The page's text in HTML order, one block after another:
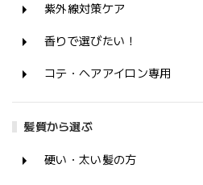
紫外線対策ケア
香りで選びたい！
コテ・ヘアアイロン専用
髪質から選ぶ
硬い・太い髪の方